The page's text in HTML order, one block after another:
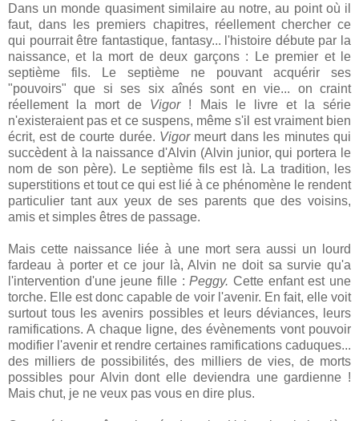
Dans un monde quasiment similaire au notre, au point où il
faut, dans les premiers chapitres, réellement chercher ce
qui pourrait être fantastique, fantasy... l'histoire débute par la
naissance, et la mort de deux garçons : Le premier et le
septième fils. Le septième ne pouvant acquérir ses
"pouvoirs" que si ses six aînés sont en vie... on craint
réellement la mort de Vigor! Mais le livre et la série
n'existeraient pas et ce suspens, même s'il est vraiment bien
écrit, est de courte durée. Vigormeurt dans les minutes qui
succèdent à la naissance d'Alvin (Alvin junior, qui portera le
nom de son père). Le septième fils est là. La tradition, les
superstitions et tout ce qui est lié à ce phénomène le rendent
particulier tant aux yeux de ses parents que des voisins,
amis et simples êtres de passage.
Mais cette naissance liée à une mort sera aussi un lourd
fardeau à porter et ce jour là, Alvin ne doit sa survie qu'a
l'intervention d'une jeune fille :Peggy. Cette enfant est une
torche. Elle est donc capable de voir l'avenir. En fait, elle voit
surtout tous les avenirs possibles et leurs déviances, leurs
ramifications. A chaque ligne, des évènements vont pouvoir
modifier l'avenir et rendre certaines ramifications caduques...
des milliers de possibilités, des milliers de vies, de morts
possibles pour Alvin dont elle deviendra une gardienne !
Mais chut, je ne veux pas vous en dire plus.